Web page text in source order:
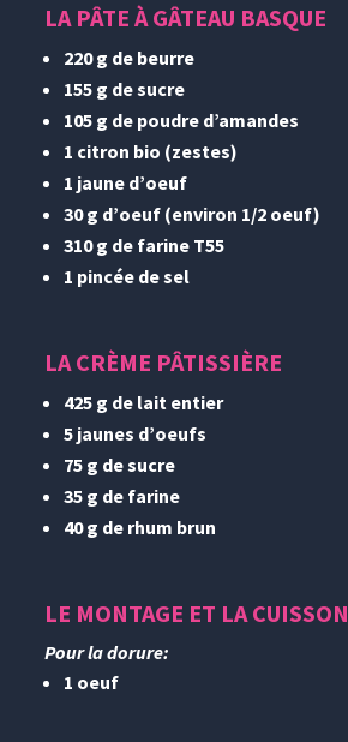
LA PÂTE À GÂTEAU BASQUE
220 g de beurre
155 g de sucre
105 g de poudre d’amandes
1 citron bio (zestes)
1 jaune d’oeuf
30 g d’oeuf (environ 1/2 oeuf)
310 g de farine T55
1 pincée de sel
LA CRÈME PÂTISSIÈRE
425 g de lait entier
5 jaunes d’oeufs
75 g de sucre
35 g de farine
40 g de rhum brun
LE MONTAGE ET LA CUISSON
Pour la dorure:
1 oeuf